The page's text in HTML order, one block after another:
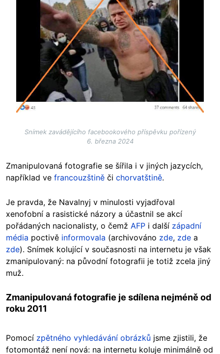
Snímek zavádějícího facebookového příspěvku pořízený
6. března 2024
Zmanipulovaná fotografie se šířila i v jiných jazycích,
například ve francouzštině či chorvatštině.
Je pravda, že Navalnyj v minulosti vyjadřoval
xenofobní a rasistické názory a účastnil se akcí
pořádaných nacionalisty, o čemž AFP i další západní
média poctivě informovala (archivováno zde, zde a
zde). Snímek kolující v současnosti na internetu je však
zmanipulovaný: na původní fotografii je totiž zcela jiný
muž.
Zmanipulovaná fotografie je sdílena nejméně od
roku 2011
Pomocí zpětného vyhledávání obrázků jsme zjistili, že
fotomontáž není nová: na internetu koluje minimálně od